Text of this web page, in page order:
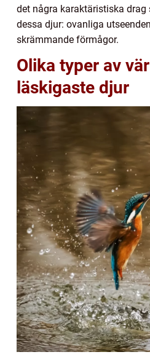
det några karaktäristiska
dessa djur: ovanliga
skrämmande förmågor.
Olika typer av
läskigaste djur